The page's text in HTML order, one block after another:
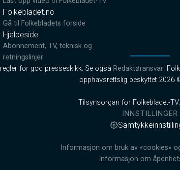
Folkebladet.no
Gå til Folkebladets forside
Hjelpeside
Abonnement, TV, teknisk og
retningslinjer
regler for god presseskikk. Se også Redaktøransvar.
opphavsrettslig beskyttet 2026
Tilsynsorgan for Folkebladet-
INNSTILLINGER
Informasjon om bruk av «cookies»
Informasjon om